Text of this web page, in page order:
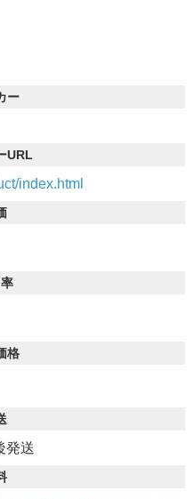
ー
URL
index.html
格
発送